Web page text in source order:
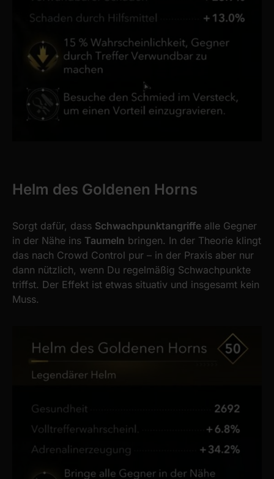
Helm des Goldenen Horns
Sorgt dafür, dass Schwachpunktangriffe alle Gegner
in der Nähe ins Taumeln bringen. In der Theorie klingt
das nach Crowd Control pur – in der Praxis aber nur
dann nützlich, wenn Du regelmäßig Schwachpunkte
triffst. Der Effekt ist etwas situativ und insgesamt kein
Muss.